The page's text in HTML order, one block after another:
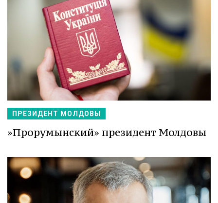
ПРЕЗИДЕНТ МОЛДОВЫ
»Прорумынский» президент Молдовы